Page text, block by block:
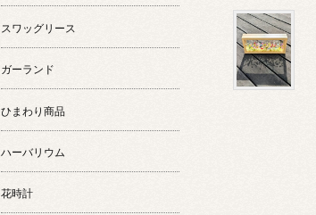
スワッグリース
ガーランド
ひまわり商品
ハーバリウム
花時計